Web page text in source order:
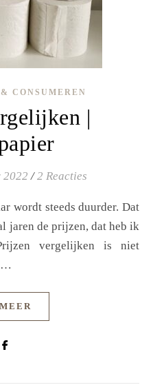
CONSUMEREN
|
2022 / 2 Reacties
jaren de prijzen, dat heb ik
vergelijken is niet